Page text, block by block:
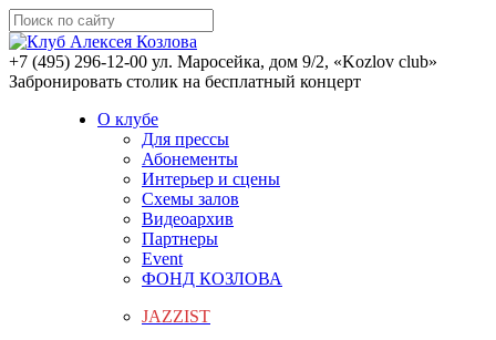
+7 (495) 296-12-00 ул. Маросейка, дом 9/2, «Kozlov club»
Забронировать столик на бесплатный концерт
О клубе
Для прессы
Абонементы
Интерьер и сцены
Схемы залов
Видеоархив
Партнеры
Event
ФОНД КОЗЛОВА
JAZZIST